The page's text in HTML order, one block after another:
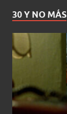
30 Y NO MÁS